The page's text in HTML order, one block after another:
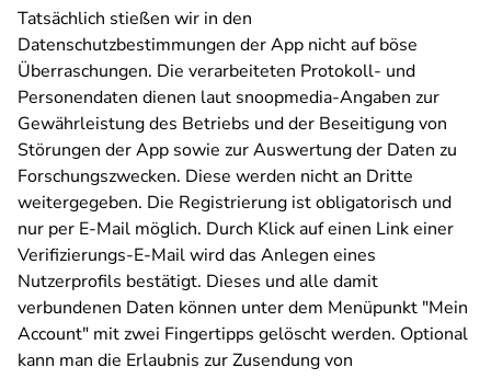
Tatsächlich stießen wir in den
Datenschutzbestimmungen der App nicht auf böse
Überraschungen. Die verarbeiteten Protokoll- und
Personendaten dienen laut snoopmedia-Angaben zur
Gewährleistung des Betriebs und der Beseitigung von
Störungen der App sowie zur Auswertung der Daten zu
Forschungszwecken. Diese werden nicht an Dritte
weitergegeben. Die Registrierung ist obligatorisch und
nur per E-Mail möglich. Durch Klick auf einen Link einer
Verifizierungs-E-Mail wird das Anlegen eines
Nutzerprofils bestätigt. Dieses und alle damit
verbundenen Daten können unter dem Menüpunkt "Mein
Account" mit zwei Fingertipps gelöscht werden. Optional
kann man die Erlaubnis zur Zusendung von